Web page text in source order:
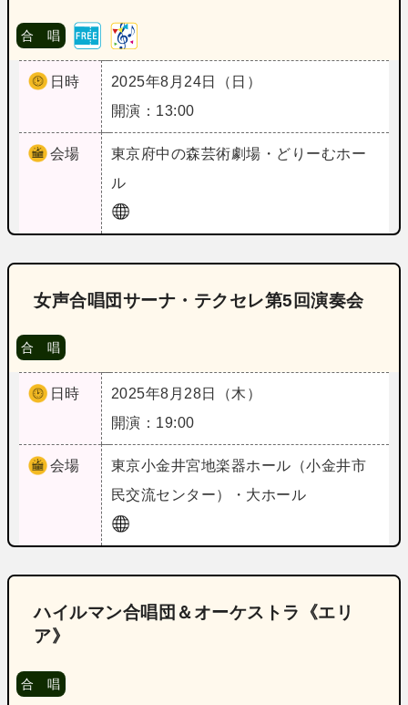
合 唱
日時
2025年8月24日（日）
開演：13:00
会場 東京府中の森芸術劇場・どりーむホー
ル
女声合唱団サーナ・テクセレ第5回演奏会
合 唱
日時
2025年8月28日（木）
開演：19:00
会場 東京小金井宮地楽器ホール（小金井市
民交流センター）・大ホール
ハイルマン合唱団＆オーケストラ《エリ
ア》
合 唱